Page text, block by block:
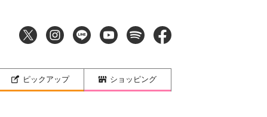
ピックアップ ショッピング